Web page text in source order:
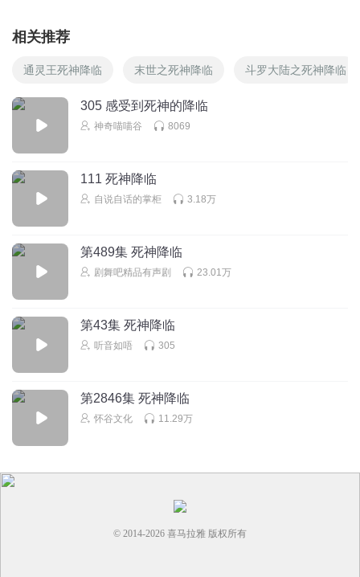
相关推荐
通灵王死神降临 末世之死神降临 斗罗大陆之死神降临
305 感受到死神的降临
神奇喵喵谷 8069
111 死神降临
自说自话的掌柜 3.18万
第489集 死神降临
剧舞吧精品有声剧 23.01万
第43集 死神降临
听音如唔 305
第2846集 死神降临
怀谷文化 11.29万
© 2014-2026 喜马拉雅 版权所有